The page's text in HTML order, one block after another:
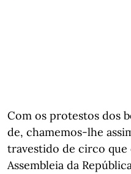
Com os protestos dos
de, chamemos-lhe
travestido de circo que
Assembleia da